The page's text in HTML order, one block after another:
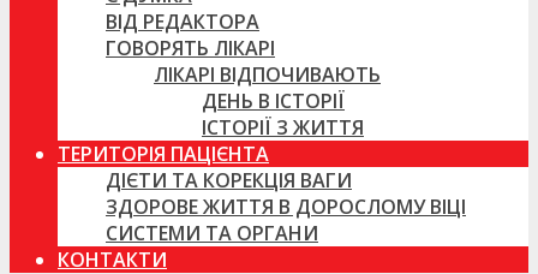
ВІД РЕДАКТОРА
ГОВОРЯТЬ ЛІКАРІ
ЛІКАРІ ВІДПОЧИВАЮТЬ
ДЕНЬ В ІСТОРІЇ
ІСТОРІЇ З ЖИТТЯ
ТЕРИТОРІЯ ПАЦІЄНТА
ДІЄТИ ТА КОРЕКЦІЯ ВАГИ
ЗДОРОВЕ ЖИТТЯ В ДОРОСЛОМУ ВІЦІ
СИСТЕМИ ТА ОРГАНИ
КОНТАКТИ